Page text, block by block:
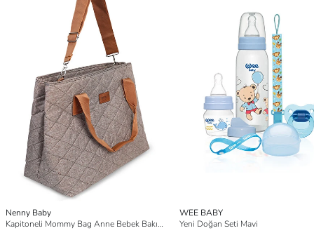
Nenny Baby
Kapitoneli Mommy Bag Anne Bebek Bakım Çantası Camel
WEE BABY
Yeni Doğan Seti Mavi